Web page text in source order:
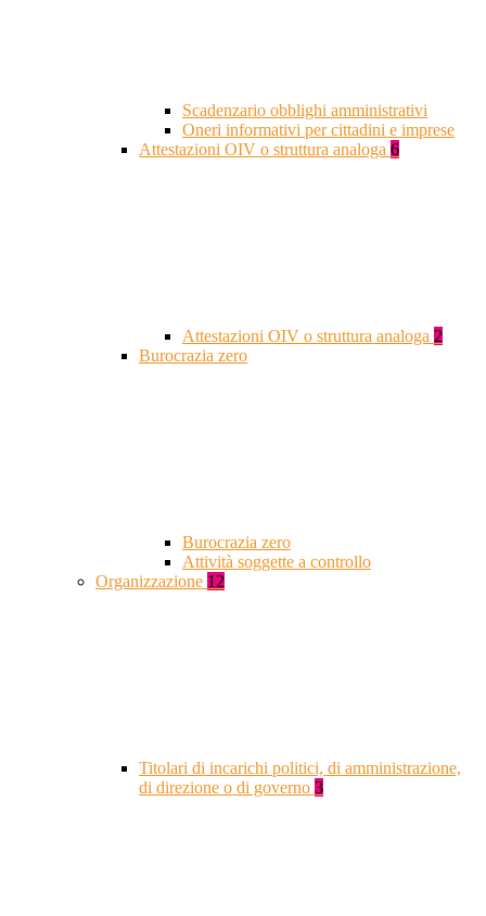
Scadenzario obblighi amministrativi
Oneri informativi per cittadini e imprese
Attestazioni OIV o struttura analoga 6
Attestazioni OIV o struttura analoga 2
Burocrazia zero
Burocrazia zero
Attività soggette a controllo
Organizzazione 12
Titolari di incarichi politici, di amministrazione,
di direzione o di governo 3